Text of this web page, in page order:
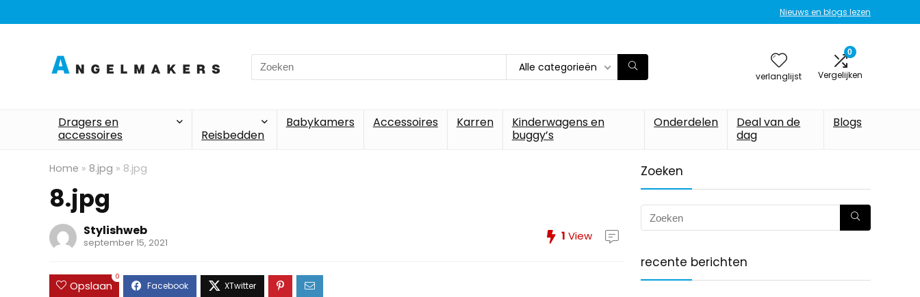
Nieuws en blogs lezen
Search
for:
Alle categorieën
verlanglijst
0
Vergelijken
Dragers en
accessoires
Reisbedden
Babykamers Accessoires Karren
Kinderwagens en
buggy’s
Onderdelen
Deal van de
dag
Blogs
Home » 8.jpg » 8.jpg
8.jpg
Stylishweb
september 15, 2021 1 View
Opslaan
0
Zoeken
recente berichten